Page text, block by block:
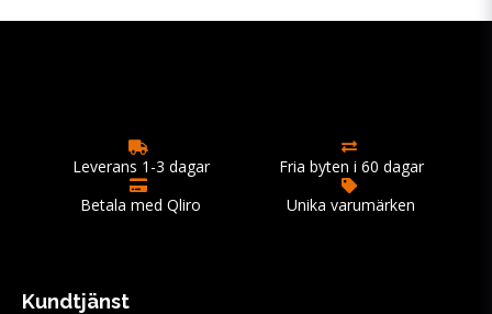
Leverans 1-3 dagar
Fria byten i 60 dagar
Betala med Qliro
Unika varumärken
Kundtjänst